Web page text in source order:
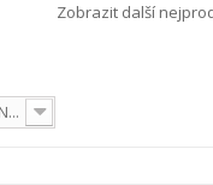
Zobrazit další
Nejprve produkty skladem